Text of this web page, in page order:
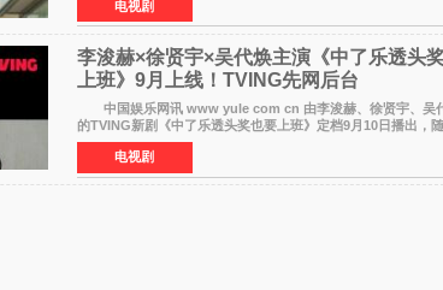
电视剧
李浚赫×徐贤宇×吴代焕主演《中了乐透头
上班》9月上线！TVING先网后台
中国娱乐网讯 www yule com cn 由李浚赫、徐贤宇、吴
的TVING新剧《中了乐透头奖也要上班》定档9月10日播出，
14日起登陆tvN月火档，实现先网后台双平台播出模式。 本
电视剧